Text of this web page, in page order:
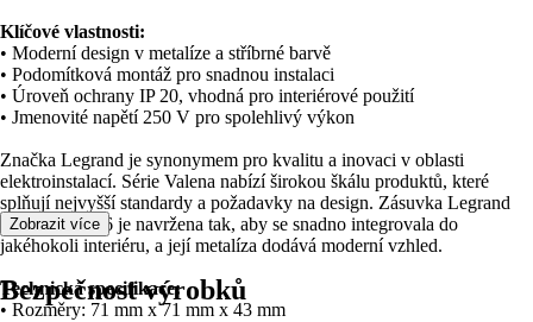
Klíčové vlastnosti:
• Moderní design v metalíze a stříbrné barvě
• Podomítková montáž pro snadnou instalaci
• Úroveň ochrany IP 20, vhodná pro interiérové použití
• Jmenovité napětí 250 V pro spolehlivý výkon
Značka Legrand je synonymem pro kvalitu a inovaci v oblasti
elektroinstalací. Série Valena nabízí širokou škálu produktů, které
splňují nejvyšší standardy a požadavky na design. Zásuvka Legrand
Valena 770196 je navržena tak, aby se snadno integrovala do
jakéhokoli interiéru, a její metalíza dodává moderní vzhled.
Technická specifikace:
• Rozměry: 71 mm x 71 mm x 43 mm
Zobrazit více
Bezpečnost výrobků